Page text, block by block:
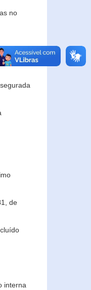
no
de
interna